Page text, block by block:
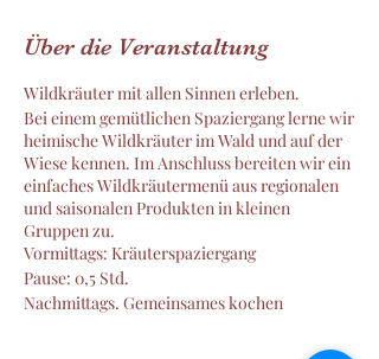
Über die Veranstaltung
Wildkräuter mit allen Sinnen erleben.
Bei einem gemütlichen Spaziergang lerne wir
heimische Wildkräuter im Wald und auf der
Wiese kennen. Im Anschluss bereiten wir ein
einfaches Wildkräutermenü aus regionalen
und saisonalen Produkten in kleinen
Gruppen zu.
Vormittags: Kräuterspaziergang
Pause: 0,5 Std.
Nachmittags. Gemeinsames kochen